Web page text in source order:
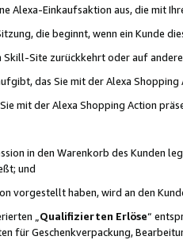
Alexa-Einkaufsaktion aus, die mit
die beginnt, wenn ein Kunde
Site zurückkehrt oder auf
das Sie mit der Alexa Shopping
mit der Alexa Shopping Action
in den Warenkorb des Kunden
und
vorgestellt haben, wird an den
„ Qualifizierten Erlöse“
für Geschenkverpackung,